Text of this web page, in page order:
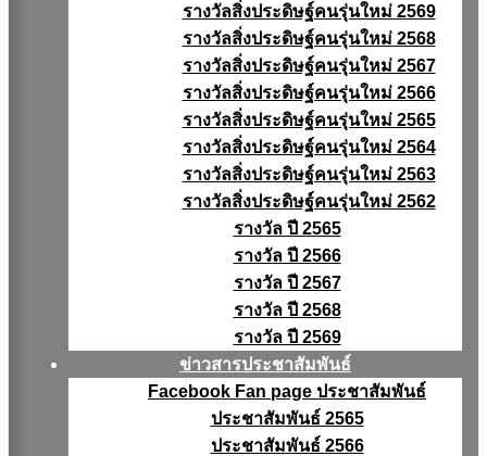
รางวัลสิ่งประดิษฐ์คนรุ่นใหม่ 2569
รางวัลสิ่งประดิษฐ์คนรุ่นใหม่ 2568
รางวัลสิ่งประดิษฐ์คนรุ่นใหม่ 2567
รางวัลสิ่งประดิษฐ์คนรุ่นใหม่ 2566
รางวัลสิ่งประดิษฐ์คนรุ่นใหม่ 2565
รางวัลสิ่งประดิษฐ์คนรุ่นใหม่ 2564
รางวัลสิ่งประดิษฐ์คนรุ่นใหม่ 2563
รางวัลสิ่งประดิษฐ์คนรุ่นใหม่ 2562
รางวัล ปี 2565
รางวัล ปี 2566
รางวัล ปี 2567
รางวัล ปี 2568
รางวัล ปี 2569
ข่าวสารประชาสัมพันธ์
Facebook Fan page ประชาสัมพันธ์
ประชาสัมพันธ์ 2565
ประชาสัมพันธ์ 2566